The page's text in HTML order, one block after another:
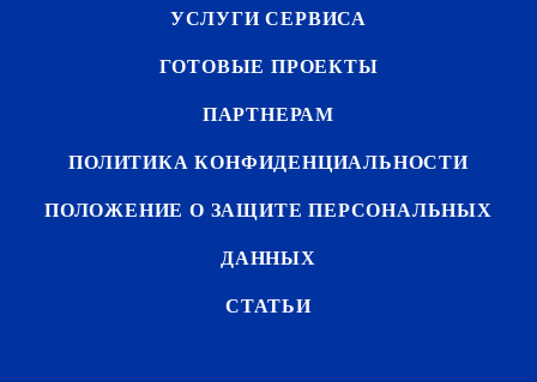
УСЛУГИ СЕРВИСА
ГОТОВЫЕ ПРОЕКТЫ
ПАРТНЕРАМ
ПОЛИТИКА КОНФИДЕНЦИАЛЬНОСТИ
ПОЛОЖЕНИЕ О ЗАЩИТЕ ПЕРСОНАЛЬНЫХ
ДАННЫХ
СТАТЬИ